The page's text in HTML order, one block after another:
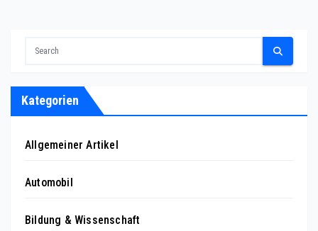
Kategorien
Allgemeiner Artikel
Automobil
Bildung & Wissenschaft